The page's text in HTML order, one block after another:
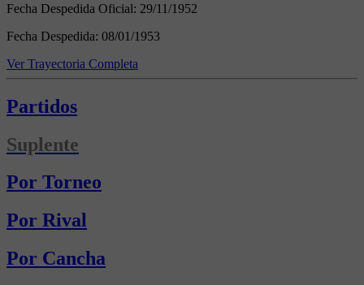
Fecha Despedida Oficial: 29/11/1952
Fecha Despedida: 08/01/1953
Ver Trayectoria Completa
Partidos
Suplente
Por Torneo
Por Rival
Por Cancha